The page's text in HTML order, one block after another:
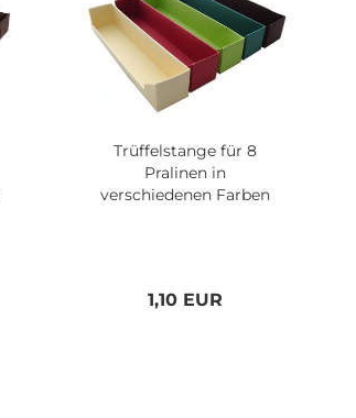
Trüffelstange für 8
Pralinen in
verschiedenen Farben
1,10 EUR